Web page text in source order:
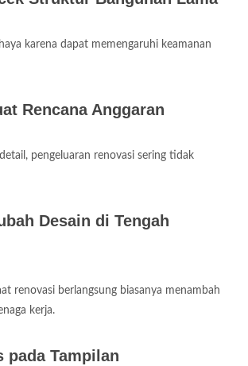
karena dapat memengaruhi keamanan
Rencana Anggaran
pengeluaran renovasi sering tidak
Desain di Tengah
renovasi berlangsung biasanya menambah
kerja.
pada Tampilan